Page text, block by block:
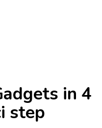
in 4
step